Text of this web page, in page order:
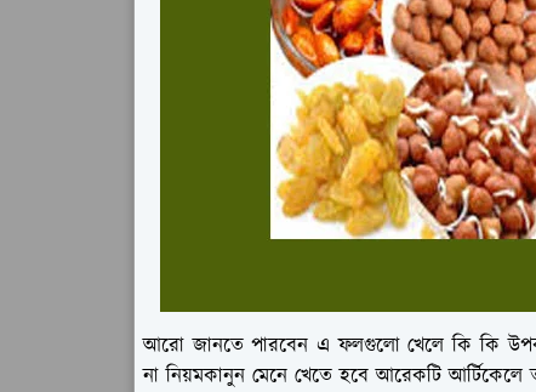
আরো জানতে পারবেন এ ফলগুলো খেলে কি কি
না নিয়মকানুন মেনে খেতে হবে আরেকটি আর্টিকেলে